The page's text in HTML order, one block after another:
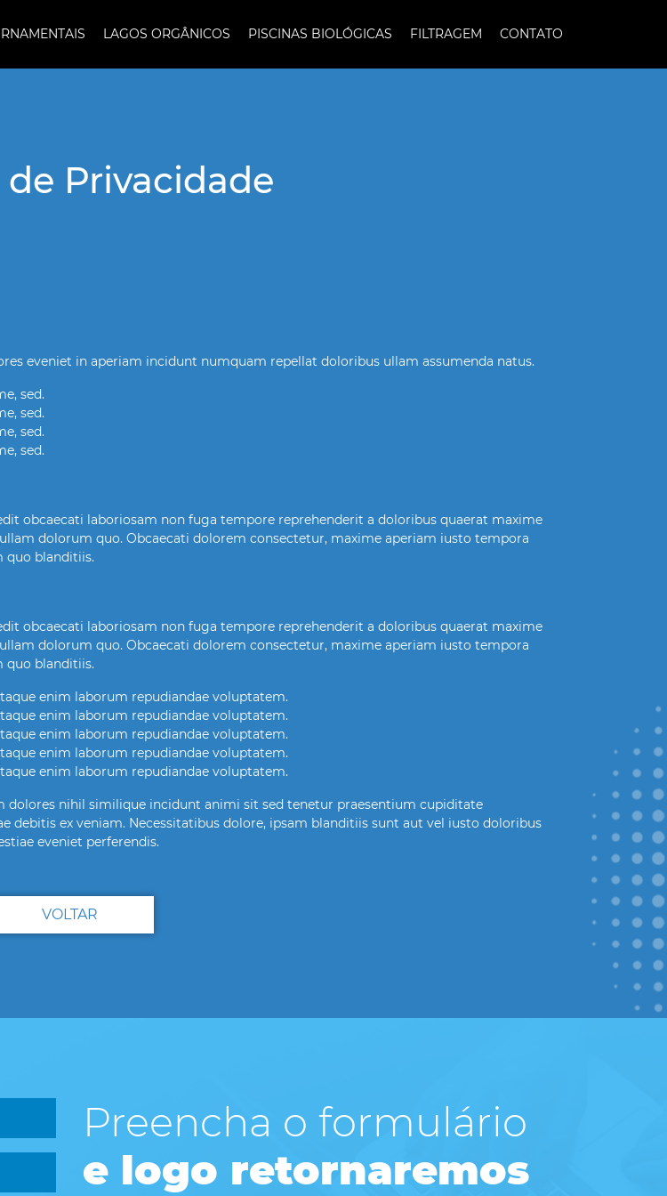
LAGOS ORGÂNICOS PISCINAS BIOLÓGICAS FILTRAGEM CONTATO
Privacidade
eveniet in aperiam incidunt numquam repellat doloribus ullam assumenda natus.
sed.
sed.
sed.
sed.
obcaecati laboriosam non fuga tempore reprehenderit a doloribus quaerat maxime
dolorum quo. Obcaecati dolorem consectetur, maxime aperiam iusto tempora
quo blanditiis.
obcaecati laboriosam non fuga tempore reprehenderit a doloribus quaerat maxime
dolorum quo. Obcaecati dolorem consectetur, maxime aperiam iusto tempora
quo blanditiis.
enim laborum repudiandae voluptatem.
enim laborum repudiandae voluptatem.
enim laborum repudiandae voluptatem.
enim laborum repudiandae voluptatem.
enim laborum repudiandae voluptatem.
nihil similique incidunt animi sit sed tenetur praesentium cupiditate
ex veniam. Necessitatibus dolore, ipsam blanditiis sunt aut vel iusto doloribus
eveniet perferendis.
VOLTAR
Preencha o formulário
e logo retornaremos